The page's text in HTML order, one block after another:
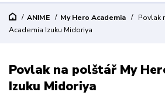
ANIME My Hero Academia
Povlak
Academia Izuku Midoriya
Povlak na polštář My
Izuku Midoriya